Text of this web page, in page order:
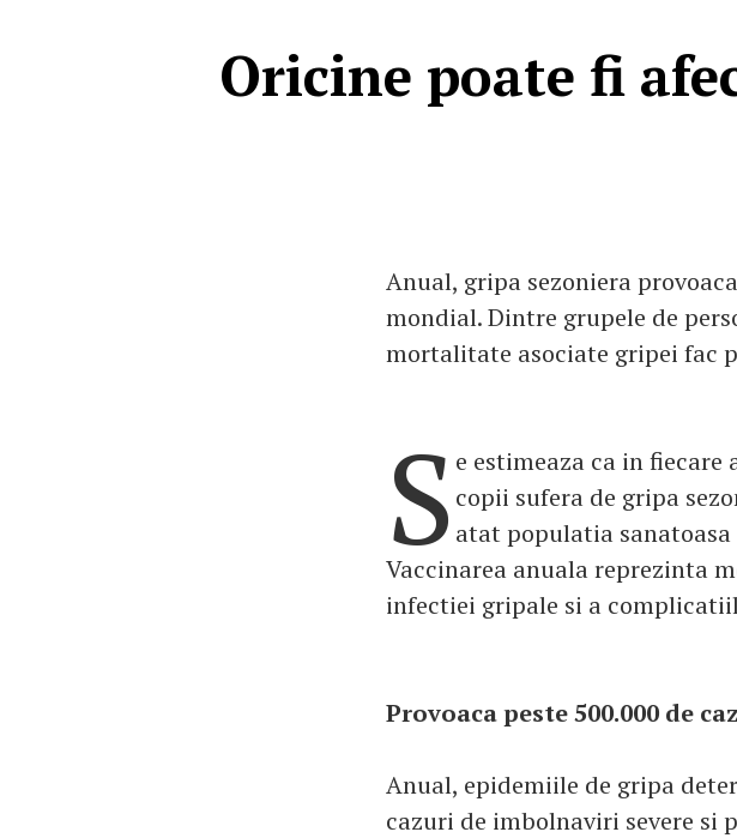
Oricine poate fi
Anual, gripa sezoniera
mondial. Dintre grupele de
mortalitate asociate gripei fac
S e estimeaza ca in
copii sufera de gripa
atat populatia
Vaccinarea anuala reprezinta
infectiei gripale si a
Provoaca peste 500.000 de
Anual, epidemiile de gripa
cazuri de imbolnaviri severe si